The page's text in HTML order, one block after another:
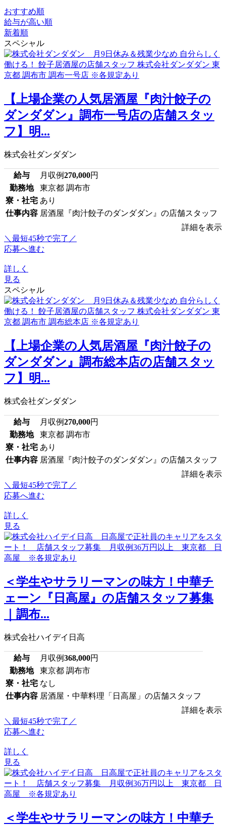
おすすめ順
給与が高い順
新着順
スペシャル
【上場企業の人気居酒屋『肉汁餃子の
ダンダダン』調布一号店の店舗スタッ
フ】明...
株式会社ダンダダン
給与 月収例270,000円
勤務地
東京都 調布市
寮・社宅 あり
仕事内容 居酒屋『肉汁餃子のダンダダン』の店舗スタッフ
詳細を表示
＼最短45秒で完了／
応募へ進む
詳しく
見る
スペシャル
【上場企業の人気居酒屋『肉汁餃子の
ダンダダン』調布総本店の店舗スタッ
フ】明...
株式会社ダンダダン
給与 月収例270,000円
勤務地
東京都 調布市
寮・社宅 あり
仕事内容 居酒屋『肉汁餃子のダンダダン』の店舗スタッフ
詳細を表示
＼最短45秒で完了／
応募へ進む
詳しく
見る
＜学生やサラリーマンの味方！中華チ
ェーン『日高屋』の店舗スタッフ募集
｜調布...
株式会社ハイデイ日高
給与 月収例368,000円
勤務地
東京都 調布市
寮・社宅 なし
仕事内容 居酒屋・中華料理「日高屋」の店舗スタッフ
詳細を表示
＼最短45秒で完了／
応募へ進む
詳しく
見る
＜学生やサラリーマンの味方！中華チ